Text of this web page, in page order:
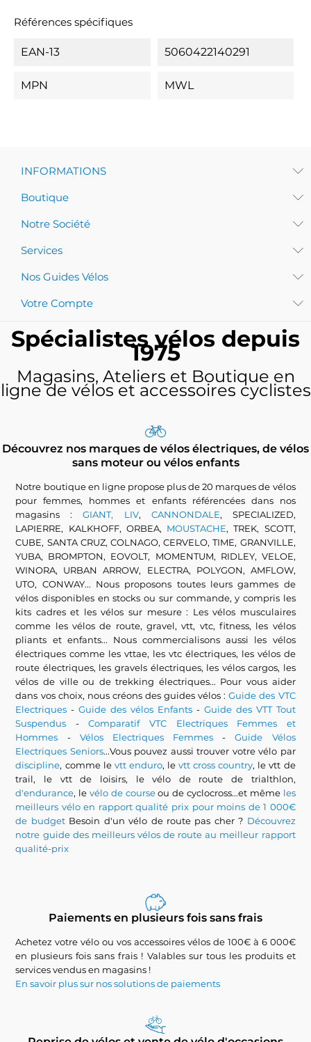
Références spécifiques
EAN-13 5060422140291
MPN MWL
INFORMATIONS
Boutique
Notre Société
Services
Nos Guides Vélos
Votre Compte
Spécialistes vélos depuis
1975
Magasins, Ateliers et Boutique en
ligne de vélos et accessoires cyclistes
Découvrez nos marques de vélos électriques, de vélos
sans moteur ou vélos enfants
Notre boutique en ligne propose plus de 20 marques de vélos
pour femmes, hommes et enfants référencées dans nos
magasins :GIANT, LIV, CANNONDALE, SPECIALIZED,
LAPIERRE, KALKHOFF, ORBEA, MOUSTACHE, TREK, SCOTT,
CUBE, SANTA CRUZ, COLNAGO, CERVELO, TIME, GRANVILLE,
YUBA, BROMPTON, EOVOLT, MOMENTUM, RIDLEY, VELOE,
WINORA, URBAN ARROW, ELECTRA, POLYGON, AMFLOW,
UTO, CONWAY... Nous proposons toutes leurs gammes de
vélos disponibles en stocks ou sur commande, y compris les
kits cadres et les vélos sur mesure : Les vélos musculaires
comme les vélos de route, gravel, vtt, vtc, fitness, les vélos
pliants et enfants... Nous commercialisons aussi les vélos
électriques comme les vttae, les vtc électriques, les vélos de
route électriques, les gravels électriques, les vélos cargos, les
vélos de ville ou de trekking électriques... Pour vous aider
dans vos choix, nous créons des guides vélos :Guide des VTC
Electriques -Guide des vélos Enfants - Guide des VTT Tout
Suspendus -Comparatif VTC Electriques Femmes et
Hommes - Vélos Electriques Femmes -Guide Vélos
Electriques Seniors...Vous pouvez aussi trouver votre vélo par
discipline, comme le vtt enduro, levtt cross country, le vtt de
trail, le vtt de loisirs, le vélo de route de trialthlon,
d'endurance, levélo de courseou de cyclocross...et même les
meilleurs vélo en rapport qualité prix pour moins de 1 000€
de budgetBesoin d'un vélo de route pas cher ? Découvrez
notre guide des meilleurs vélos de route au meilleur rapport
qualité-prix
Paiements en plusieurs fois sans frais
Achetez votre vélo ou vos accessoires vélos de 100€ à 6 000€
en plusieurs fois sans frais ! Valables sur tous les produits et
services vendus en magasins !
En savoir plus sur nos solutions de paiements